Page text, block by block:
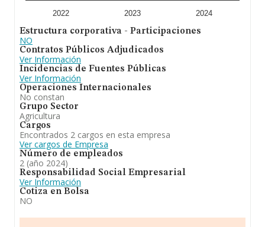
18 años.
especializada en - explotación de ganado ovino y
caprino. - producción ganadera de todo tipo de
animales. - producción agrícola de todo tipo de
productos agrarios, tanto en superficies a cielo abierto
como en invernaderos. cnae 0145. En el ranking de su
sector (Explotación de ganado ovino y caprino), la
compañía ha perdido posición respecto al 2023. Frente
al 2023, en el ranking nacional, de todas las empresas
en España, la empresa ha retrocedido.
2022 2023 2024
Estructura corporativa - Participaciones
NO
Contratos Públicos Adjudicados
Ver Información
Incidencias de Fuentes Públicas
Ver Información
Operaciones Internacionales
No constan
Grupo Sector
Agricultura
Cargos
Encontrados 2 cargos en esta empresa
Ver cargos de Empresa
Número de empleados
2 (año 2024)
Responsabilidad Social Empresarial
Ver Información
Cotiza en Bolsa
NO